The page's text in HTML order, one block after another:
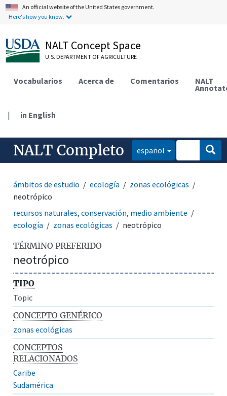
An official website of the United States government.
Here's how you know.
NALT Concept Space
U.S. DEPARTMENT OF AGRICULTURE
Vocabularios Acerca de Comentarios NALT
| in English
NALT Completo español
ámbitos de estudio ecología
zonas ecológicas
neotrópico
recursos naturales, conservación, medio ambiente
ecología
zonas ecológicas neotrópico
TÉRMINO PREFERIDO
neotrópico
TIPO
Topic
CONCEPTO GENÉRICO
zonas ecológicas
CONCEPTOS
RELACIONADOS
Caribe
Sudamérica